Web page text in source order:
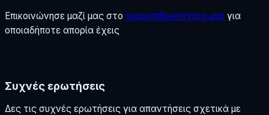
Επικοινώνησε μαζί μας στο support@sentrypro.app για
οποιαδήποτε απορία έχεις
Συχνές ερωτήσεις
Δες τις συχνές ερωτήσεις για απαντήσεις σχετικά με